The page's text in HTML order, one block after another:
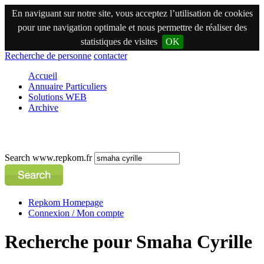
En naviguant sur notre site, vous acceptez l’utilisation de cookies
pour une navigation optimale et nous permettre de réaliser des
statistiques de visites
OK
Recherche de personne contacter
Accueil
Annuaire Particuliers
Solutions WEB
Archive
Search www.repkom.fr
Repkom Homepage
Connexion / Mon compte
Recherche pour Smaha Cyrille